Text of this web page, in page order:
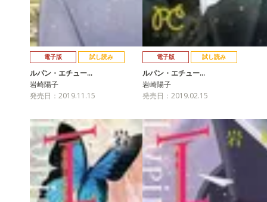
電子版 試し読み
ルパン・エチュー…
岩崎陽子
発売日：2019.11.15
電子版 試し読み
ルパン・エチュー…
岩崎陽子
発売日：2019.02.15